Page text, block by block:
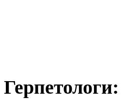
Герпетологи: